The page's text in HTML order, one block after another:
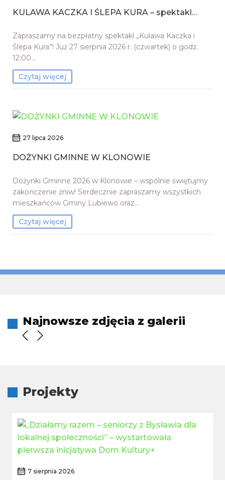
KULAWA KACZKA I ŚLEPA KURA – spektakl…
Zapraszamy na bezpłatny spektakl „Kulawa Kaczka i
Ślepa Kura”! Już 27 sierpnia 2026 r. (czwartek) o godz.
12:00…
Czytaj więcej
27 lipca 2026
DOŻYNKI GMINNE W KLONOWIE
Dożynki Gminne 2026 w Klonowie – wspólnie świętujmy
zakończenie żniw! Serdecznie zapraszamy wszystkich
mieszkańców Gminy Lubiewo oraz…
Czytaj więcej
Najnowsze zdjęcia z galerii
Projekty
7 sierpnia 2026